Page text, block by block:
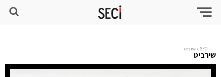
SECI
» שירביט
שירביט